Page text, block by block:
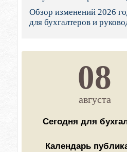
ведомства
Обзор изменений 2026
для бухгалтеров и
08
августа
Сегодня для
Календарь